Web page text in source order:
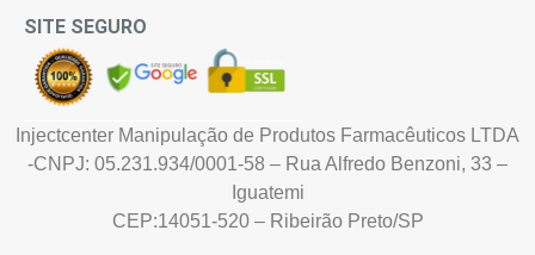
SITE SEGURO
Injectcenter Manipulação de Produtos Farmacêuticos LTDA
-CNPJ: 05.231.934/0001-58 – Rua Alfredo Benzoni, 33 –
Iguatemi
CEP:14051-520 – Ribeirão Preto/SP